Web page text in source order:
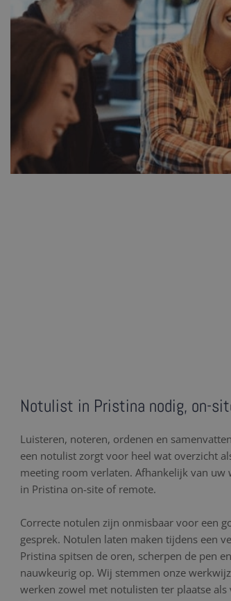
Notulist in Pristina nodig, on-
Luisteren, noteren, ordenen en
een notulist zorgt voor heel wat overzicht
meeting room verlaten. Afhankelijk van uw
in Pristina on-site of remote.
Correcte notulen zijn onmisbaar voor een
gesprek. Notulen laten maken tijdens een
Pristina spitsen de oren, scherpen de pen
nauwkeurig op. Wij stemmen onze
werken zowel met notulisten ter plaatse